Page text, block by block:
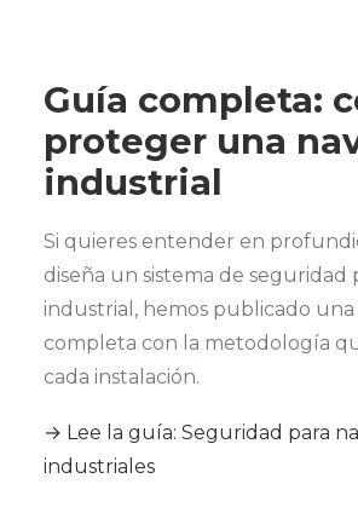
Guía completa:
proteger una
industrial
Si quieres entender en
diseña un sistema de seguridad
industrial, hemos publicado
completa con la metodología
cada instalación.
→ Lee la guía: Seguridad para
industriales